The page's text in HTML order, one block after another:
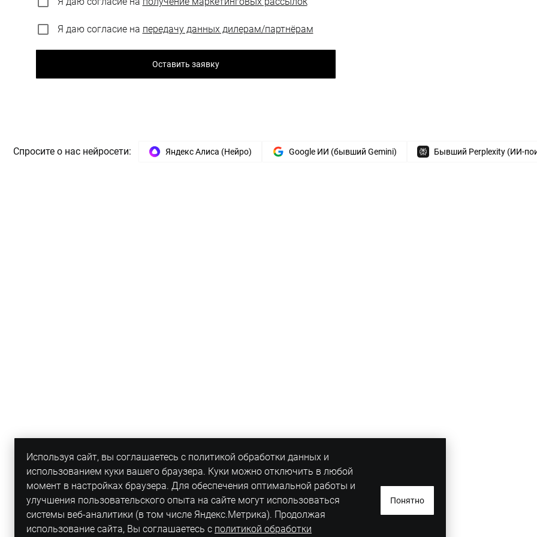
Я даю согласие на передачу данных дилерам/партнёрам
Оставить заявку
Спросите о нас нейросети: Яндекс Алиса (Нейро) Google ИИ (бывший Gemini) Бывший Perplexity (ИИ-
Используя сайт, вы соглашаетесь с политикой обработки данных и
использованием куки вашего браузера. Куки можно отключить в любой
момент в настройках браузера. Для обеспечения оптимальной работы и
улучшения пользовательского опыта на сайте могут использоваться
системы веб-аналитики (в том числе Яндекс.Метрика). Продолжая
использование сайта, Вы соглашаетесь с политикой обработки
Понятно